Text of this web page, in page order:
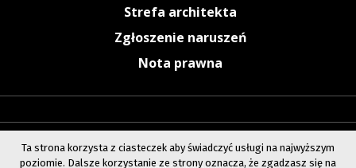
Strefa architekta
Zgłoszenie naruszeń
Nota prawna
Ta strona korzysta z ciasteczek aby świadczyć usługi na najwyższym
poziomie. Dalsze korzystanie ze strony oznacza, że zgadzasz się na